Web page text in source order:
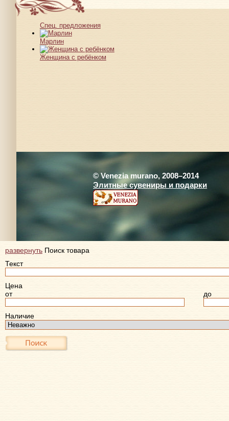
Спец. предложения
Марлин
Женщина с ребёнком
© Venezia murano, 2008–2014
Элитные сувениры и подарки
развернуть Поиск товара
Текст
Цена
от
до
Наличие